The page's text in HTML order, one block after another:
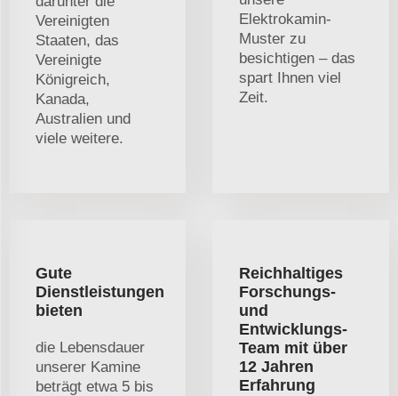
Vereinigten
Staaten, das
Vereinigte
Königreich,
Kanada,
Australien und
viele weitere.
Elektrokamin-
Muster zu
besichtigen – das
spart Ihnen viel
Zeit.
Gute
Dienstleistungen
bieten
die Lebensdauer
unserer Kamine
beträgt etwa 5 bis
Reichhaltiges
Forschungs-
und
Entwicklungs-
Team mit über
12 Jahren
Erfahrung